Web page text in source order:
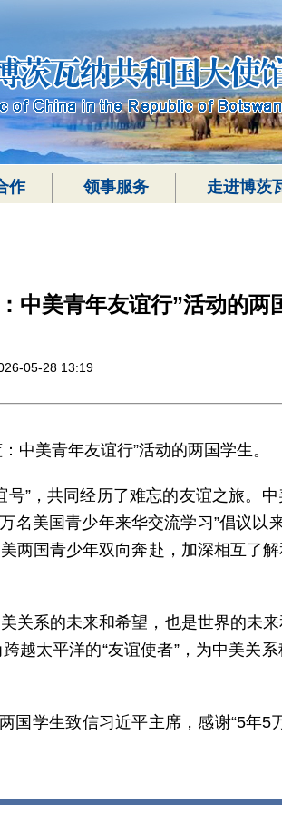
作 领事服务 走进博茨
中美青年友谊行”活动的两
05-28 13:19
中美青年友谊行”活动的两国学生。
”，共同经历了难忘的友谊之旅。
名美国青少年来华交流学习”倡议以
两国青少年双向奔赴，加深相互了
关系的未来和希望，也是世界的未
越太平洋的“友谊使者”，为中美关
国学生致信习近平主席，感谢“5年5